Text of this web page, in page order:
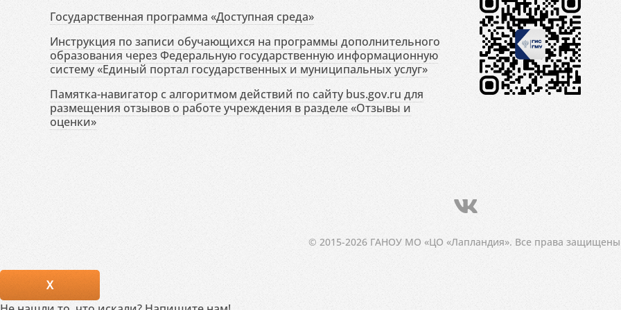
Государственная программа «Доступная среда»
Инструкция по записи обучающихся на программы дополнительного
образования через Федеральную государственную информационную
систему «Единый портал государственных и муниципальных услуг»
Памятка-навигатор с алгоритмом действий по сайту bus.gov.ru для
размещения отзывов о работе учреждения в разделе «Отзывы и
оценки»
© 2015-2026 ГАНОУ МО «ЦО «Лапландия». Все права
X